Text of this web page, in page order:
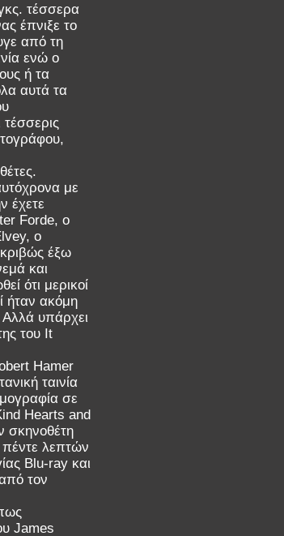
τέσσερα
έπνιξε το
από τη
ενώ ο
ή τα
αυτά τα
με
έχετε
Forde, ο
ο
έξω
και
ότι μερικοί
ήταν ακόμη
υπάρχει
του It
Hamer
ταινία
σε
Hearts and
σκηνοθέτη
λεπτών
Blu-ray και
τον
James